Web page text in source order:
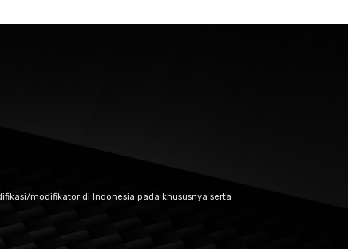
modifikator di Indonesia pada khususnya serta